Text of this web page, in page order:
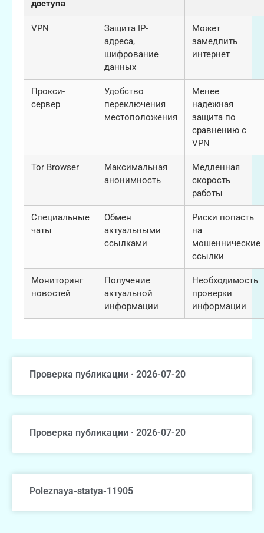
доступа
VPN
Защита IP-
адреса,
шифрование
данных
Может
замедлить
интернет
Прокси-
сервер
Удобство
переключения
местоположения
Менее
надежная
защита по
сравнению с
VPN
Tor Browser
Максимальная
анонимность
Медленная
скорость
работы
Специальные
чаты
Обмен
актуальными
ссылками
Риски попасть
на
мошеннические
ссылки
Мониторинг
новостей
Получение
актуальной
информации
Необходимость
проверки
информации
Проверка публикации · 2026-07-20
Проверка публикации · 2026-07-20
Poleznaya-statya-11905